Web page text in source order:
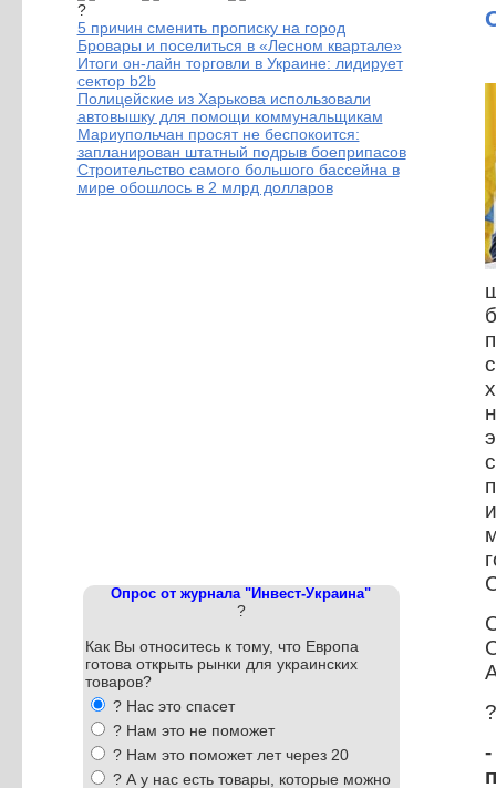
?
5 причин сменить прописку на город
Бровары и поселиться в «Лесном квартале»
Итоги он-лайн торговли в Украине: лидирует
сектор b2b
Полицейские из Харькова использовали
автовышку для помощи коммунальщикам
Мариупольчан просят не беспокоится:
запланирован штатный подрыв боеприпасов
Строительство самого большого бассейна в
мире обошлось в 2 млрд долларов
Опрос от журнала "Инвест-Украина"
?
Как Вы относитесь к тому, что Европа
готова открыть рынки для украинских
товаров?
? Нас это спасет
? Нам это не поможет
? Нам это поможет лет через 20
? А у нас есть товары, которые можно
?